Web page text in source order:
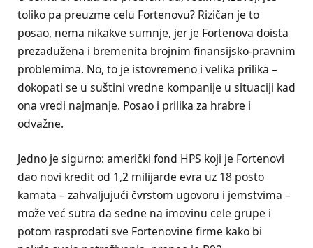
toliko pa preuzme celu Fortenovu? Rizičan je to
posao, nema nikakve sumnje, jer je Fortenova doista
prezadužena i bremenita brojnim finansijsko-pravnim
problemima. No, to je istovremeno i velika prilika –
dokopati se u suštini vredne kompanije u situaciji kad
ona vredi najmanje. Posao i prilika za hrabre i
odvažne.
Jedno je sigurno: američki fond HPS koji je Fortenovi
dao novi kredit od 1,2 milijarde evra uz 18 posto
kamata – zahvaljujući čvrstom ugovoru i jemstvima –
može već sutra da sedne na imovinu cele grupe i
potom rasprodati sve Fortenovine firme kako bi